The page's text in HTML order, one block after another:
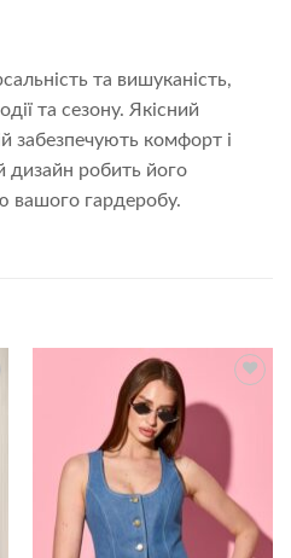
та вишуканість,
та сезону. Якісний
забезпечують комфорт і
дизайн робить його
вашого гардеробу.